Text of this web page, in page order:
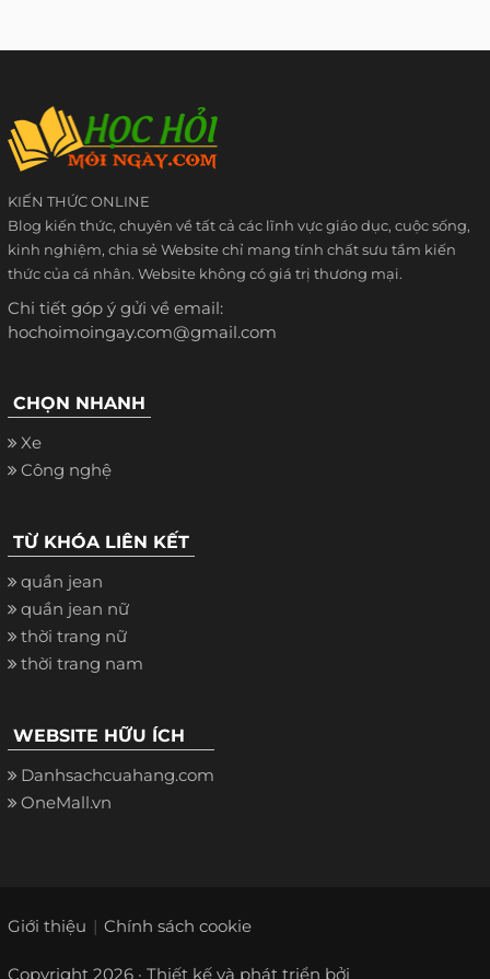
KIẾN THỨC ONLINE
Blog kiến thức, chuyên về tất cả các lĩnh vực giáo dục, cuộc sống,
kinh nghiệm, chia sẻ Website chỉ mang tính chất sưu tầm kiến
thức của cá nhân. Website không có giá trị thương mại.
Chi tiết góp ý gửi về email:
hochoimoingay.com@gmail.com
CHỌN NHANH
Xe
Công nghệ
TỪ KHÓA LIÊN KẾT
quần jean
quần jean nữ
thời trang nữ
thời trang nam
WEBSITE HỮU ÍCH
Danhsachcuahang.com
OneMall.vn
Giới thiệu Chính sách cookie
Copyright 2026 · Thiết kế và phát triển bởi